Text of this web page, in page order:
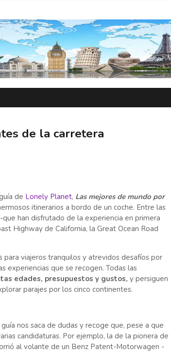
de la carretera
de Lonely Planet, Las mejores de mundo por
itinerarios a bordo de un coche. Entre las
han disfrutado de la experiencia en primera
Highway de California, la Great Ocean Road
para viajeros tranquilos y atrevidos desafíos por
experiencias que se recogen. Todas las
edades, presupuestos y gustos, y persiguen
parajes por los cinco continentes.
nos saca de dudas y recoge que, pese a que
candidaturas. Por ejemplo, la de la pionera de
al volante de un Benz Patent-Motorwagen -